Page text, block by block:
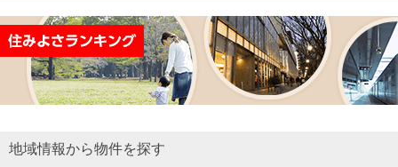
用
物
件
を
す
件を
探す
金額
試算
売却向け
周辺相場
住まい1プ
（電子ブ
ック版）
閉じる
地域情報から物件を探す